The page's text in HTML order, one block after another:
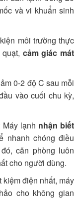
và vi khuẩn sinh
môi trường thực
cảm giác mát
0-2 độ C sau mỗi
vào cuối chu kỳ,
Máy lạnh nhận biết
nhanh chóng điều
căn phòng luôn
cho người dùng.
điện nhất, máy
cho không gian